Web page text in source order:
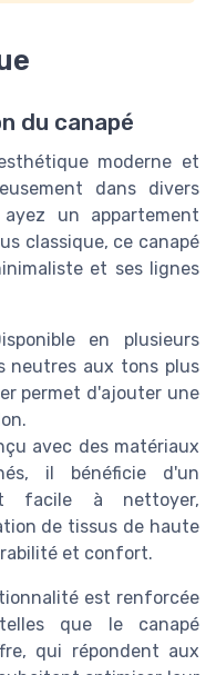
du canapé
moderne et
dans divers
un appartement
classique, ce canapé
et ses lignes
en plusieurs
neutres aux tons plus
permet d'ajouter une
avec des matériaux
il bénéficie d'un
facile à nettoyer,
de tissus de haute
et confort.
est renforcée
que le canapé
qui répondent aux